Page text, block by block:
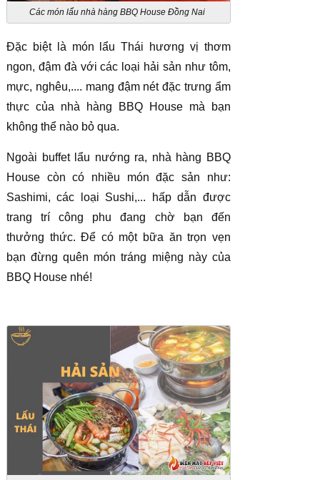
Các món lẩu nhà hàng BBQ House Đồng Nai
Đặc biệt là món lẩu Thái hương vị thơm
ngon, đậm đà với các loại hải sản như tôm,
mực, nghêu,.... mang đậm nét đặc trưng ẩm
thực của nhà hàng BBQ House mà bạn
không thể nào bỏ qua.
Ngoài buffet lẩu nướng ra, nhà hàng BBQ
House còn có nhiều món đặc sản như:
Sashimi, các loại Sushi,... hấp dẫn được
trang trí công phu đang chờ bạn đến
thưởng thức. Để có một bữa ăn trọn vẹn
bạn đừng quên món tráng miệng này của
BBQ House nhé!